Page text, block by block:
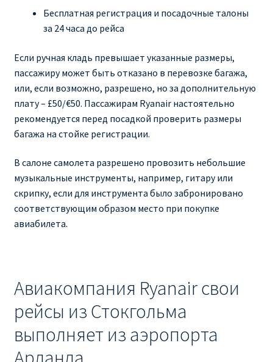
Бесплатная регистрация и посадочные талоны
за 24 часа до рейса
Если ручная кладь превышает указанные размеры,
пассажиру может быть отказано в перевозке багажа,
или, если возможно, разрешено, но за дополнительную
плату – £50/€50. Пассажирам Ryanair настоятельно
рекомендуется перед посадкой проверить размеры
багажа на стойке регистрации.
В салоне самолета разрешено провозить небольшие
музыкальные инструменты, например, гитару или
скрипку, если для инструмента было забронировано
соответствующим образом место при покупке
авиабилета.
Авиакомпания Ryanair свои
рейсы из Стокгольма
выполняет из аэропорта